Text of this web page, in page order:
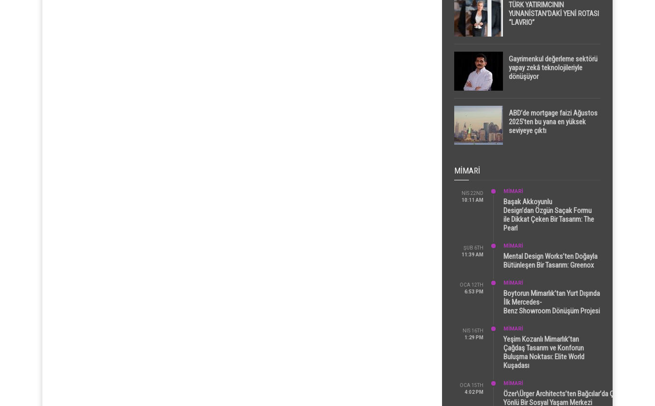
TÜRK YATIRIMCININ
YUNANİSTAN’DAKİ YENİ ROTASI
“LAVRIO”
Gayrimenkul değerleme sektörü
yapay zekâ teknolojileriyle
dönüşüyor
ABD’de mortgage faizi Ağustos
2025’ten bu yana en yüksek
seviyeye çıktı
MIMARI
NIS 22ND
10:11 AM
MİMARİ
Başak Akkoyunlu
Design’dan Özgün Saçak Formu
ile Dikkat Çeken Bir Tasarım: The
Pearl
ŞUB 6TH
11:39 AM
MİMARİ
Mental Design Works’ten Doğayla
Bütünleşen Bir Tasarım: Greenox
OCA 12TH
6:53 PM
MİMARİ
Boytorun Mimarlık’tan Yurt Dışında
İlk Mercedes-
Benz Showroom Dönüşüm Projesi
NIS 16TH
1:29 PM
MİMARİ
Yeşim Kozanlı Mimarlık’tan
Çağdaş Tasarım ve Konforun
Buluşma Noktası: Elite World
Kuşadası
OCA 15TH
4:02 PM
MİMARİ
Özer\Ürger Architects’ten Bağcılar’da Çok
Yönlü Bir Sosyal Yaşam Merkezi